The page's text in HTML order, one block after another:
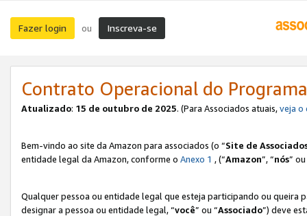
Fazer login ou Inscreva-se
Contrato Operacional do
Atualizado: 15 de outubro de 2025. (Para Associados atuais,veja o
Bem-vindo ao site da Amazon para associados (o “Site de
entidade legal da Amazon, conforme o Anexo 1 , (“Amazon”, “nós”
Qualquer pessoa ou entidade legal que esteja participando ou queira
designar a pessoa ou entidade legal, “você” ou “Associado”) deve